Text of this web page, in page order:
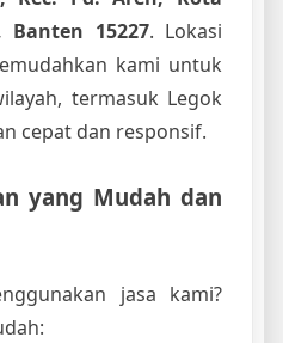
Banten 15227. Lokasi
kami untuk
termasuk Legok
cepat dan responsif.
yang Mudah dan
jasa kami?